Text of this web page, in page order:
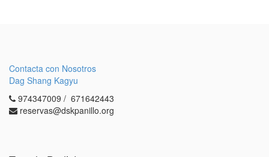
Contacta con Nosotros
Dag Shang Kagyu
974347009 / 671642443
reservas@dskpanillo.org